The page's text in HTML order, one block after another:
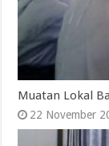
Muatan Lokal
22 November